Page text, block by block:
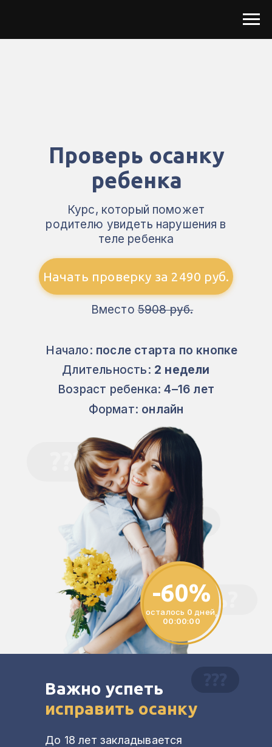
Что делать?
Как быть?
???
Проверь осанку
ребенка
Начать проверку за 2490 руб.
Начало: после старта по кнопке
Длительность: 2 недели
Формат: онлайн
Возраст ребенка:4–16 лет
Курс, который поможет
родителю увидеть нарушения в
теле ребенка
-60%
осталось 0 дней,
00:00:00
Вместо5908 руб.
Важно успеть
исправить осанку
До 18 лет закладывается